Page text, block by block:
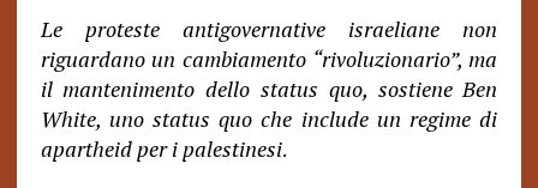
Le proteste antigovernative israeliane non
riguardano un cambiamento “rivoluzionario”, ma
il mantenimento dello status quo, sostiene Ben
White, uno status quo che include un regime di
apartheid per i palestinesi.